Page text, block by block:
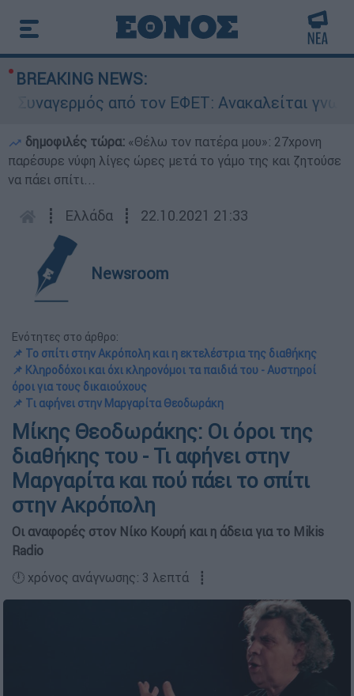
BREAKING NEWS:
από τον ΕΦΕΤ: Ανακαλείται γνωστή
δημοφιλές τώρα: «Θέλω τον πατέρα μου»: 27χρονη
παρέσυρε νύφη λίγες ώρες μετά το γάμο της και ζητούσε
να πάει σπίτι...
┋ Ελλάδα ┋ 22.10.2021 21:33
Newsroom
Ενότητες στο άρθρο:
📌 Το σπίτι στην Ακρόπολη και η εκτελέστρια της διαθήκης
📌 Κληροδόχοι και όχι κληρονόμοι τα παιδιά του - Αυστηροί
όροι για τους δικαιούχους
📌 Τι αφήνει στην Μαργαρίτα Θεοδωράκη
Μίκης Θεοδωράκης: Οι όροι της
διαθήκης του - Τι αφήνει στην
Μαργαρίτα και πού πάει το σπίτι
στην Ακρόπολη
Οι αναφορές στον Νίκο Κουρή και η άδεια για το Mikis
Radio
🕛 χρόνος ανάγνωσης: 3 λεπτά ┋